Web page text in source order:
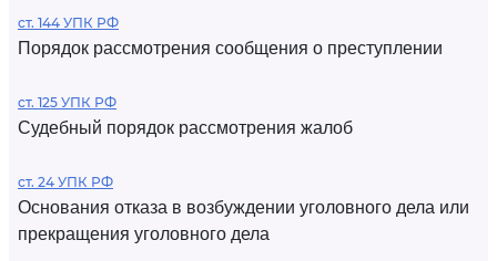
ст. 144 УПК РФ
Порядок рассмотрения сообщения о преступлении
ст. 125 УПК РФ
Судебный порядок рассмотрения жалоб
ст. 24 УПК РФ
Основания отказа в возбуждении уголовного дела или
прекращения уголовного дела